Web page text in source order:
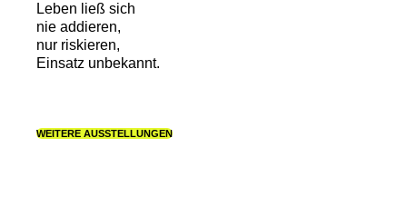
Leben ließ sich
nie addieren,
nur riskieren,
Einsatz unbekannt.
WEITERE AUSSTELLUNGEN